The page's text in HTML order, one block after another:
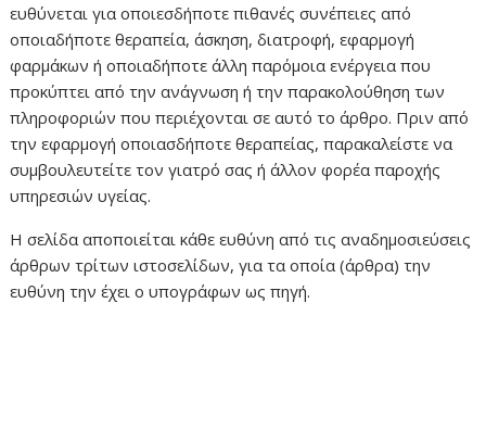
ευθύνεται για οποιεσδήποτε πιθανές συνέπειες από
οποιαδήποτε θεραπεία, άσκηση, διατροφή, εφαρμογή
φαρμάκων ή οποιαδήποτε άλλη παρόμοια ενέργεια που
προκύπτει από την ανάγνωση ή την παρακολούθηση των
πληροφοριών που περιέχονται σε αυτό το άρθρο. Πριν από
την εφαρμογή οποιασδήποτε θεραπείας, παρακαλείστε να
συμβουλευτείτε τον γιατρό σας ή άλλον φορέα παροχής
υπηρεσιών υγείας.
Η σελίδα αποποιείται κάθε ευθύνη από τις αναδημοσιεύσεις
άρθρων τρίτων ιστοσελίδων, για τα οποία (άρθρα) την
ευθύνη την έχει ο υπογράφων ως πηγή.